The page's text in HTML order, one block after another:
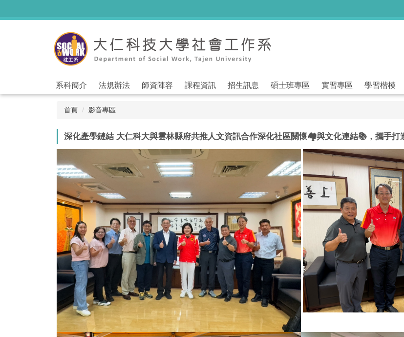
系科簡介 法規辦法 師資陣容 課程資訊 招生訊息 碩士班專區 實習專區 學習楷模
首頁 影音專區
深化產學鏈結 大仁科大與雲林縣府共推人文資訊合作深化社區關懷🏘️與文化連結📚，攜手打